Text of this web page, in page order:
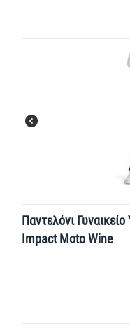
Παντελόνι
Impact Moto Wine